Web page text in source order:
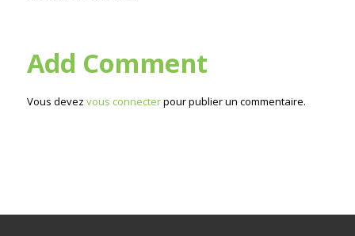
Add Comment
Vous devez vous connecterpour publier un commentaire.